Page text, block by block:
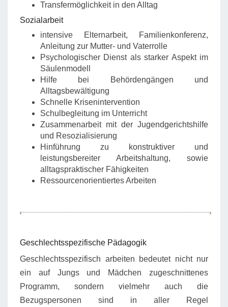
Transfermöglichkeit in den Alltag
Sozialarbeit
intensive Elternarbeit, Familienkonferenz,
Anleitung zur Mutter- und Vaterrolle
Psychologischer Dienst als starker Aspekt im
Säulenmodell
Hilfe bei Behördengängen und
Alltagsbewältigung
Schnelle Krisenintervention
Schulbegleitung im Unterricht
Zusammenarbeit mit der Jugendgerichtshilfe
und Resozialisierung
Hinführung zu konstruktiver und
leistungsbereiter Arbeitshaltung, sowie
alltagspraktischer Fähigkeiten
Ressourcenorientiertes Arbeiten
Geschlechtsspezifische Pädagogik
Geschlechtsspezifisch arbeiten bedeutet nicht nur
ein auf Jungs und Mädchen zugeschnittenes
Programm, sondern vielmehr auch die
Bezugspersonen sind in aller Regel